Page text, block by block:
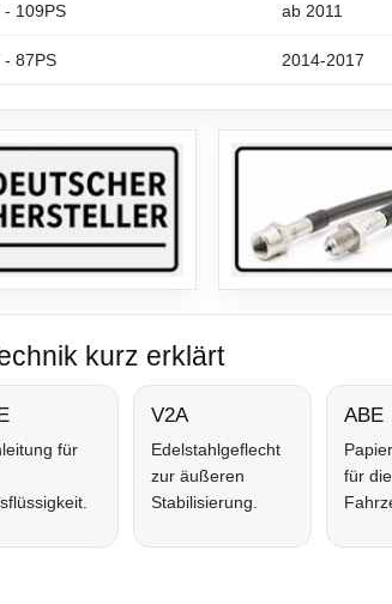
- 109PS ab 2011
- 87PS 2014-2017
kurz erklärt
für
V2A
Edelstahlgeflecht
zur äußeren
Stabilisierung.
ABE
für